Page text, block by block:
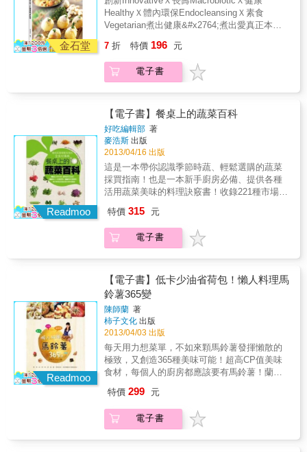
量，讓大家吃美味外，還能兼顧健康與維持好
身材。 ◆特色5簡單易學食譜 每道食譜皆標示
食用份量、烹調時間、作者叮嚀，食譜約5～30
分鐘就可以完成，步驟簡單，美味更加分！ ◆
閱讀容易、貼心超實用，讓您一目瞭然，馬上
就可以找到想要學習的各式料理，且不會浪費
任何食材。
材，請看「Chapter5繽紛湯品」，令人垂涎的
創意食譜，讓你學會變化與搭配，煮出溫暖自
己，也溫暖全家人的好菜。 & 這本書，為想追
求健康窈窕的你，帶來做菜的樂趣與驚喜， 教
現，高纖低卡的青菜料理不再一成不變， 意想
不到的搭配，讓每一口都充滿巧思。 學會這些
創意食譜，你也能變身時尚健康的飲食達人。
& 【本書特色】 & ◎本書教你用簡單食材，做
出多種不同變化的好菜，蔬食料理不再一成不
變。 ◎創意食譜，讓你親近廚房，自己做出安
心的佳餚。 ◎專業營養師，為每道食譜計算熱
量，是本兼顧實用與健康的食譜書。 ◎如果你
是外食族，本書有輕鬆料理的「涼拌輕食」與
「清炒食譜」，不費太多時間，就能輕鬆吃到
美味。
金石堂
HealthyＸ體內環保EndocleansingＸ素食
Vegetarian煮出健康&#x2764;煮出愛真正本土
防及改善慢性疾病最好的途徑，於是坊間各式
素食餐館林立。但為了補足素食在口感上的差
異，許多素食業者以高油脂、過多調味料的方
用者心血管的負擔，更易引發癌症。臺安醫院
自1997年引進「NEWSTART新起點」推行全人
健康，除了生活習慣，更加強調飲食習慣的更
新。本食譜《舒食101》即是由臺安醫院專業營
養師團隊親手打造，結合多年來實際臨床經
驗，再搭配「新起點」烹調原則，是一本真正
美味可口的醫療級素食譜。不但符合慢性病患
的飲食原則，更適合重視養生健康的民眾在家
自行料理。本書共101道舒食料理，分成4個部
愛醬料DIY。本書特色★真正本土化健康蔬食料
理★完全不含反式脂肪，真正醫療級的健康素
食食譜★新地點國際機構台灣唯一授權出版★
本系列叢書榮獲國民健康局年十大健康好書
7 折 特價 196 元
電子書
Readmoo
【電子書】餐桌上的蔬菜百科
好吃編輯部 著
麥浩斯 出版
2013/04/16 出版
這是一本帶你認識季節時蔬、輕鬆選購的蔬菜
採買指南！也是一本新手廚房必備、提供各種
活用蔬菜美味的料理訣竅書！收錄221種市場最
常菜是你買菜、做菜的最佳實用秘笈。跟著季
節買好菜，是再自然不過的飲食步調，走進市
場，除了想要買到當季的盛產好物，更重要的
帶你進一步認識各種台灣在地蔬菜，如何用看
的、摸的、聞的挑到好食材？買回家後該如何
處理、如何保存、如何料理？蔬菜從頭到尾有
哪些不浪費的聰明用法？依料理方式不同有哪
些適合的各式切法？從產季、挑選、處理、切
工、保存到料理，1500張以上的詳細圖解一看
就懂。另外，書中也收錄108道最好上手、充分
發揮蔬菜美味的簡單料理。這不僅是一本認識
台灣蔬菜的最佳食材百科，也是一本廚房必
備，助你輕鬆做菜的超實用料理書。本書特色
最齊全，從採買、烹煮到食用的最佳指南什麼
方法可以讓金針菇煮湯不要散掉？切洋蔥淚眼
汪汪該怎麼辦？ 春夏秋冬該買什麼蔬菜最美
特價 315 元
電子書
Readmoo
【電子書】低卡少油省荷包！懶人料理馬
鈴薯365變
陳師蘭 著
柿子文化 出版
2013/04/03 出版
每天用力想菜單，不如來顆馬鈴薯發揮懶散的
極致，又創造365種美味可能！超高CP值美味
食材，每個人的廚房都應該要有馬鈴薯！蘭姆
的瘋狂熱愛──據說已達「只要幾天不見她，就
彷彿身邊缺少了什麼，每次見到她，眼光就再
也難以離開，只想緊握住她，將她變成生命的
特價 299 元
電子書